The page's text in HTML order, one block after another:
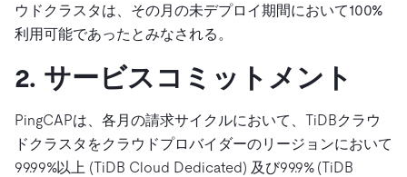
ウドクラスタは、その月の未デプロイ期間において100%
利用可能であったとみなされる。
2. サービスコミットメント
PingCAPは、各月の請求サイクルにおいて、TiDBクラウ
ドクラスタをクラウドプロバイダーのリージョンにおいて
99.99%以上 (TiDB Cloud Dedicated) 及び99.9% (TiDB